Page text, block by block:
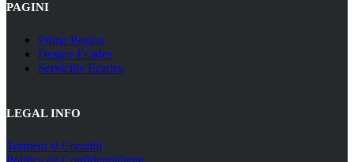
PAGINI
Prima Pagina
Despre Ecades
Serviciile Ecades
LEGAL INFO
Termeni si Conditii